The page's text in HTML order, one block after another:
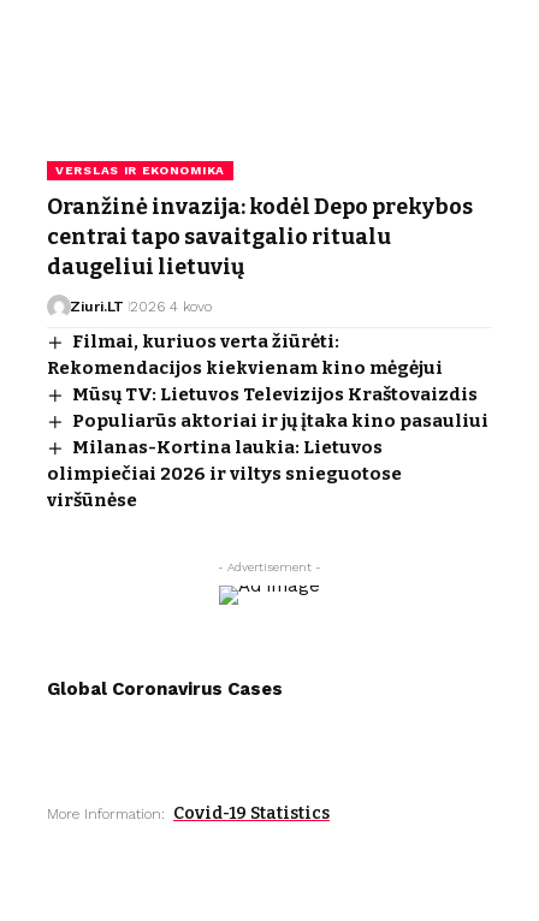
VERSLAS IR EKONOMIKA
Oranžinė invazija: kodėl Depo prekybos
centrai tapo savaitgalio ritualu
daugeliui lietuvių
Ziuri.LT 2026 4 kovo
Filmai, kuriuos verta žiūrėti:
Rekomendacijos kiekvienam kino mėgėjui
Mūsų TV: Lietuvos Televizijos Kraštovaizdis
Populiarūs aktoriai ir jų įtaka kino pasauliui
Milanas-Kortina laukia: Lietuvos
olimpiečiai 2026 ir viltys snieguotose
viršūnėse
- Advertisement -
Global Coronavirus Cases
More Information: Covid-19 Statistics